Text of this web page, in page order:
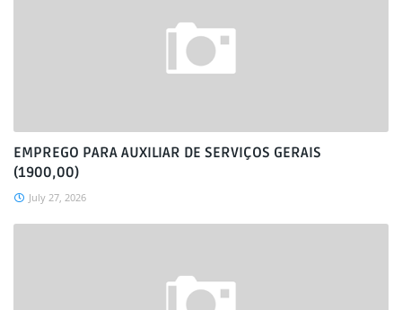
EMPREGO PARA AUXILIAR DE SERVIÇOS GERAIS
(1900,00)
July 27, 2026